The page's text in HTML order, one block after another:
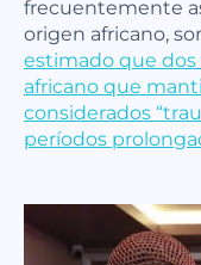
frecuentemente
origen africano,
estimado que
africano que
considerados
períodos